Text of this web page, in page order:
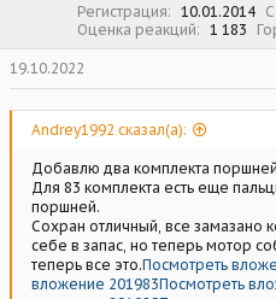
Регистрация
10.01.2014
Оценка реакций
1 183
19.10.2022
Andrey1992 сказал(а):
Добавлю два комплекта
Для 83 комплекта есть еще
поршней.
Сохран отличный, все замазано
себе в запас, но теперь мотор
теперь все это.Посмотреть
вложение 201983Посмотреть